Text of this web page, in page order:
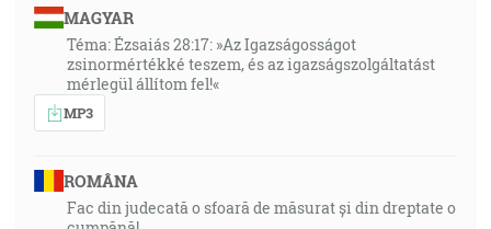
MAGYAR
Téma: Ézsaiás 28:17: »Az Igazságosságot
zsinormértékké teszem, és az igazságszolgáltatást
mérlegül állítom fel!«
MP3
ROMÂNA
Fac din judecată o sfoară de măsurat și din dreptate o